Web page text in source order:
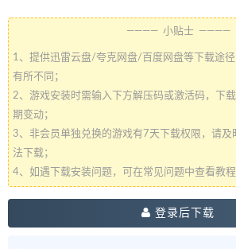
———— 小贴士 ————
1、提供迅雷云盘/夸克网盘/百度网盘等下载途
有所不同；
2、游戏安装时需输入下方解压码或激活码，下
期变动；
3、非会员单独兑换的游戏有7天下载权限，请及
法下载；
4、如遇下载安装问题，可在常见问题中查看教程
登录后下载